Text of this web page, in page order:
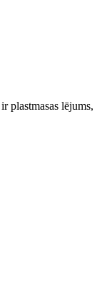
plastmasas lējums,